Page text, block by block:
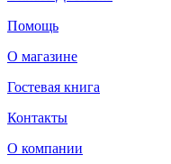
Помощь
О магазине
Гостевая книга
Контакты
О компании